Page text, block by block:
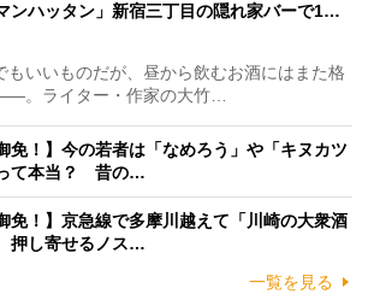
マンハッタン」新宿三丁目の隠れ家バーで1…
いいものだが、昼から飲むお酒にはまた格
。ライター・作家の大竹…
免！】今の若者は「なめろう」や「キヌカツ
て本当？ 昔の…
免！】京急線で多摩川越えて「川崎の大衆酒
押し寄せるノス…
一覧を見る